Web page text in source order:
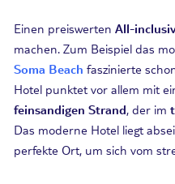
Einen preiswerten All-
machen. Zum Beispiel das
Soma Beach faszinierte
Hotel punktet vor allem mit
feinsandigen Strand, der im
Das moderne Hotel liegt
perfekte Ort, um sich vom